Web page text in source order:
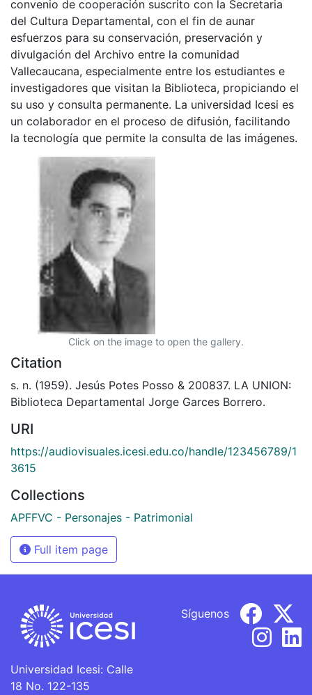
convenio de cooperación suscrito con la Secretaria
del Cultura Departamental, con el fin de aunar
esfuerzos para su conservación, preservación y
divulgación del Archivo entre la comunidad
Vallecaucana, especialmente entre los estudiantes e
investigadores que visitan la Biblioteca, propiciando el
su uso y consulta permanente. La universidad Icesi es
un colaborador en el proceso de difusión, facilitando
la tecnología que permite la consulta de las imágenes.
Click on the image to open the gallery.
Citation
s. n. (1959). Jesús Potes Posso & 200837. LA UNION:
Biblioteca Departamental Jorge Garces Borrero.
URI
https://audiovisuales.icesi.edu.co/handle/123456789/1
3615
Collections
APFFVC - Personajes - Patrimonial
Full item page
Universidad Icesi: Calle
18 No. 122-135
Síguenos